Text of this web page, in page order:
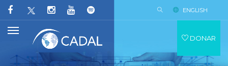
ENGLISH
DONAR